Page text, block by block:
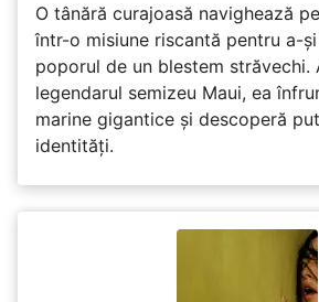
O tânără curajoasă navighează
într-o misiune riscantă pentru a-
poporul de un blestem străvechi.
legendarul semizeu Maui, ea
marine gigantice și descoperă
identități.